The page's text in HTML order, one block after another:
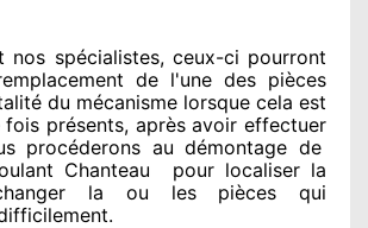
nos spécialistes, ceux-ci pourront
de l'une des pièces
du mécanisme lorsque cela est
fois présents, après avoir effectuer
procéderons au démontage de
Chanteau
pourlocaliser la
la ou les pièces qui
.